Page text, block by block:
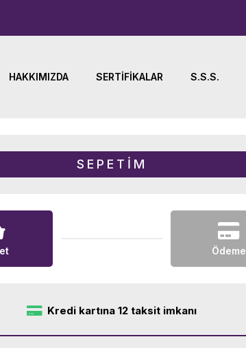
HAKKIMIZDA SERTIFIKALAR S.S.S.
SEPETİM
Ödeme
Kredi kartına 12 taksit imkanı